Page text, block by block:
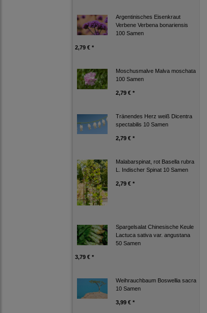
Argentinisches Eisenkraut
Verbene Verbena bonariensis
100 Samen
2,79 € *
Moschusmalve Malva moschata
100 Samen
2,79 € *
Tränendes Herz weiß Dicentra
spectabilis 10 Samen
2,79 € *
Malabarspinat, rot Basella rubra
L. Indischer Spinat 10 Samen
2,79 € *
Spargelsalat Chinesische Keule
Lactuca sativa var. angustana
50 Samen
3,79 € *
Weihrauchbaum Boswellia sacra
10 Samen
3,99 € *